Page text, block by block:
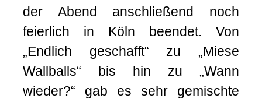
der Abend anschließend noch
feierlich in Köln beendet. Von
„Endlich geschafft“ zu „Miese
Wallballs“ bis hin zu „Wann
wieder?“ gab es sehr gemischte